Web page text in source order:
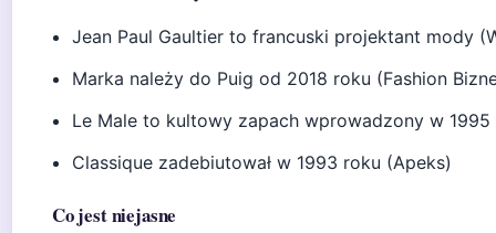
Jean Paul Gaultier to francuski projektant mody
Marka należy do Puig od 2018 roku (Fashion
Le Male to kultowy zapach wprowadzony w 1995
Classique zadebiutował w 1993 roku (Apeks)
Co jest niejasne